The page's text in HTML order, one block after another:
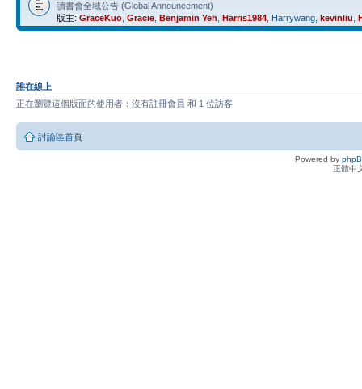
讀書會全域公告 (Global Announcement)
版主: GraceKuo Gracie Benjamin Yeh Harris1984 Harrywang kevinliu
誰在線上
正在瀏覽這個版面的使用者：沒有註冊會員 和 1 位訪客
討論區首頁
Powered by
正體中